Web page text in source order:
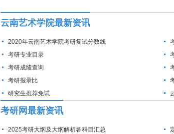
云南艺术学院最新资讯
2020年云南艺术学院考研复试分数线
考研专业目录
考研成绩查询
考研报录比
研究生推荐免试
考研网最新资讯
2025考研大纲及大纲解析各科目汇总